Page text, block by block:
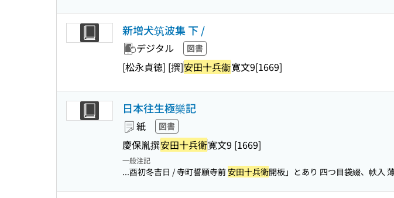
新増犬筑波集 下 /
デジタル 図書
[松永貞徳] [撰]安田十兵衞寛文9[1669]
日本往生極樂記
紙 図書
慶保胤撰安田十兵衛寛文9 [1669]
一般注記
...酉初冬吉日 / 寺町誓願寺前安田十兵衛開板」とあり 四つ目袋綴、帙入